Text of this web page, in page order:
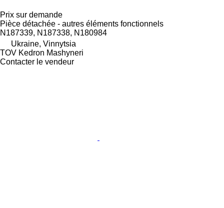
Prix sur demande
Pièce détachée - autres éléments fonctionnels
N187339, N187338, N180984
Ukraine, Vinnytsia
TOV Kedron Mashyneri
Contacter le vendeur